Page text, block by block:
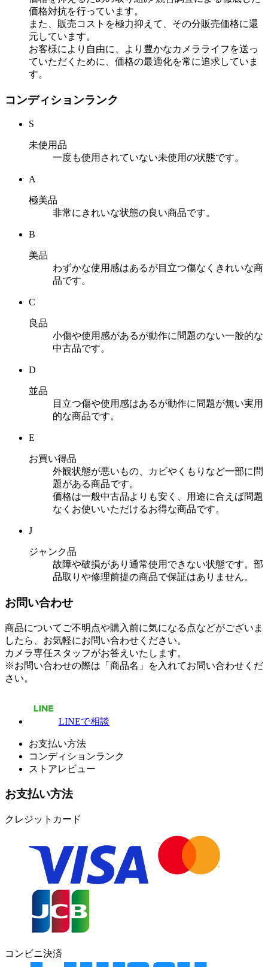
価格対抗を行っています。
また、販売コストを極力抑えて、その分販売価格に還
元しています。
お客様により自由に、より豊かなカメラライフを送っ
ていただくために、価格の最適化を常に追求していま
す。
コンディションランク
S
未使用品
一度も使用されていない未使用の状態です。
A
極美品
非常にきれいな状態の良い商品です。
B
美品
わずかな使用感はあるが目立つ傷なくきれいな商
品です。
C
良品
小傷や使用感があるが動作に問題のない一般的な
中古品です。
D
並品
目立つ傷や使用感はあるが動作に問題が無い実用
的な商品です。
E
お買い得品
外観状態が悪いもの、カビやくもりなど一部に問
題がある商品です。
価格は一般中古品よりも安く、用途に合えば問題
なくお使いいただけるお得な商品です。
J
ジャンク品
故障や破損があり通常使用できない状態です。部
品取りや修理前提の商品で保証はありません。
お問い合わせ
商品についてご不明点や購入前に気になる点などがございま
したら、お気軽にお問い合わせください。
カメラ専任スタッフがお答えいたします。
※お問い合わせの際は「商品名」を入れてお問い合わせくだ
さい。
LINEで相談
お支払い方法
コンディションランク
ストアレビュー
お支払い方法
クレジットカード
コンビニ決済